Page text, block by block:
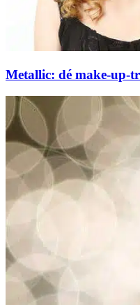
Metallic: dé make-up-